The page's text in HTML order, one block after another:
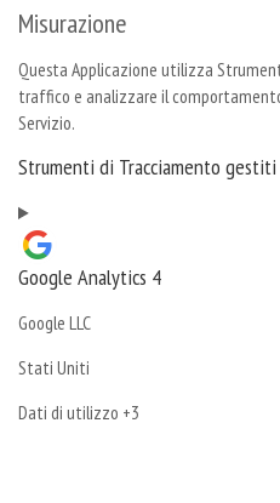
trattati:
Misurazione
Questa Applicazione utilizza
traffico e analizzare il
Servizio.
Strumenti di Tracciamento
Google Analytics 4
Azienda:
Google LLC
Luogo
trattamento:
Stati Uniti
Dati
Dati di utilizzo +3